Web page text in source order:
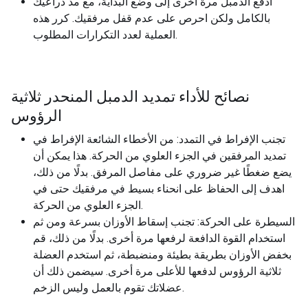
بالكامل ولكن احرص على عدم قفل مرفقيك. كرر هذه
العملية لعدد التكرارات المطلوب.
نصائح للأداء تمديد الدمبل المنحدر ثلاثية
الرؤوس
تجنب الإفراط في التمدد: من الأخطاء الشائعة الإفراط في
تمديد المرفقين في الجزء العلوي من الحركة. هذا يمكن أن
يضع ضغطًا غير ضروري على مفاصل المرفق. بدلًا من ذلك،
اهدف إلى الحفاظ على انحناء بسيط في مرفقيك حتى في
الجزء العلوي من الحركة.
السيطرة على الحركة: تجنب إسقاط الأوزان بسرعة ومن ثم
استخدام القوة الدافعة لرفعها مرة أخرى. بدلًا من ذلك، قم
بخفض الأوزان بطريقة بطيئة ومنضبطة، ثم استخدم العضلة
ثلاثية الرؤوس لدفعها للأعلى مرة أخرى. سيضمن ذلك أن
عضلاتك تقوم بالعمل وليس الزخم.